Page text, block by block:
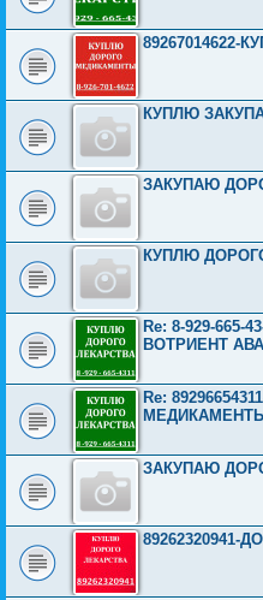
89267014622-
КУПЛЮ
ЗАКУПАЮ
КУПЛЮ
Re: 8-929-
ВОТРИЕНТ
Re:
МЕДИКАМЕНТЫ
ЗАКУПАЮ